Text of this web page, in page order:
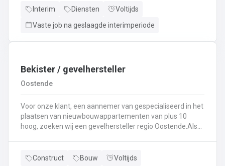
Dan ben jij de persoon die wij zoeken!
Interim Diensten
Voltijds
Vaste job na geslaagde interimperiode
Bekister / gevelhersteller
Oostende
Voor onze klant, een aannemer van gespecialiseerd in het
plaatsen van nieuwbouwappartementen van plus 10
hoog, zoeken wij een gevelhersteller regio Oostende.Als
collegas. Je zal voornamelijk ingezet worden voor:
Construct Bouw
Voltijds